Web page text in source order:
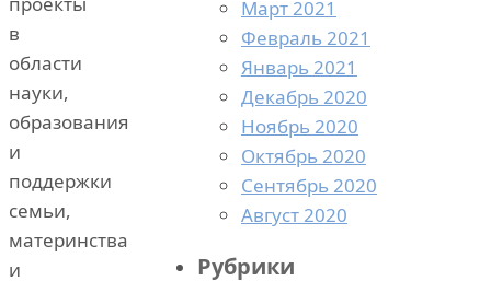
в
области
науки,
образования
и
поддержки
семьи,
материнства
и
Март 2021
Февраль 2021
Январь 2021
Декабрь 2020
Ноябрь 2020
Октябрь 2020
Сентябрь 2020
Август 2020
Рубрики